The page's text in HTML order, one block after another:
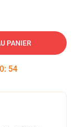
PANIER
: 54